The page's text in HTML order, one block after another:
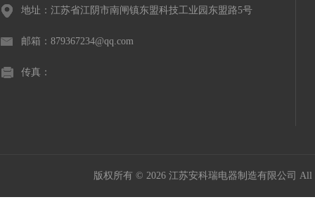
地址：江苏省江阴市南闸镇东盟科技工业园东盟路5号
邮箱：879367234@qq.com
传真：
版权所有 © 2026 江苏安科瑞电器制造有限公司